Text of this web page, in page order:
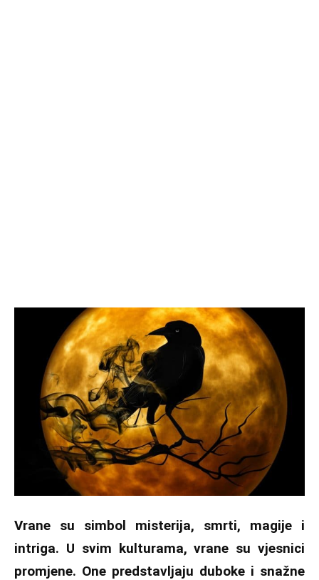
Vrane su simbol misterija, smrti, magije i
intriga. U svim kulturama, vrane su vjesnici
promjene. One predstavljaju duboke i snažne